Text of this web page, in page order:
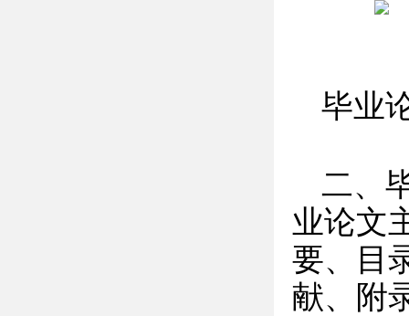
毕业
二、
业论文
要、目
献、附